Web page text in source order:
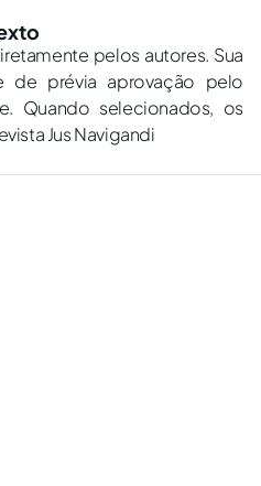
pelos autores. Sua
de prévia aprovação pelo
Quando selecionados, os
Jus Navigandi